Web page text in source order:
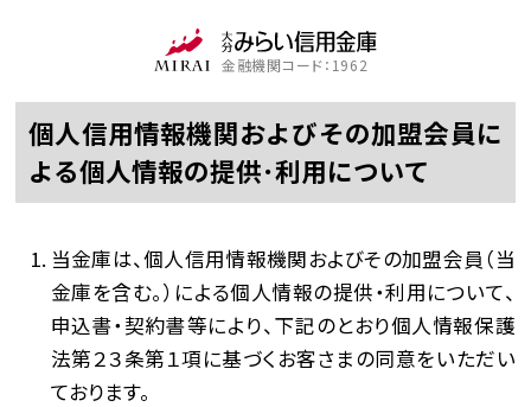
金融機関コード：1962
個人信用情報機関およびその加盟会員に
よる個人情報の提供･利用について
当金庫は、個人信用情報機関およびその加盟会員（当
金庫を含む。）による個人情報の提供・利用について、
申込書・契約書等により、下記のとおり個人情報保護
法第２３条第１項に基づくお客さまの同意をいただい
ております。